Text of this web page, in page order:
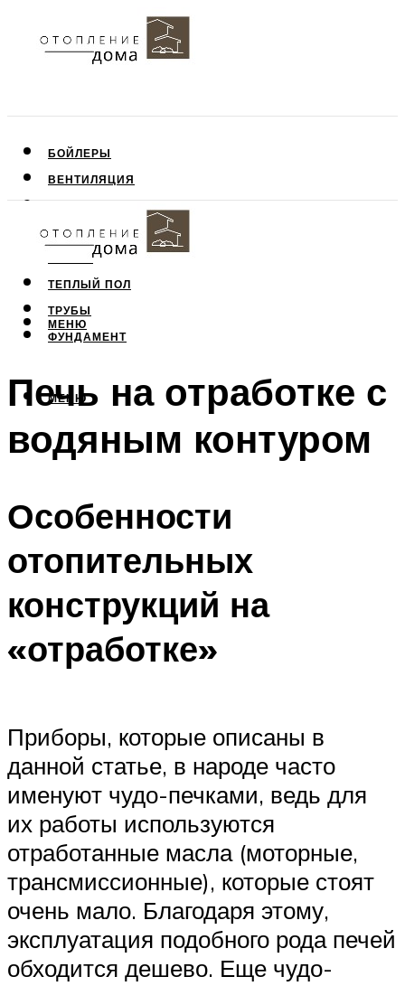
БОЙЛЕРЫ
ВЕНТИЛЯЦИЯ
ПОТОЛОК
СТЕНЫ
ТЕПЛЫЙ ПОЛ
ТРУБЫ
ФУНДАМЕНТ
МЕНЮ
МЕНЮ
Печь на отработке с
водяным контуром
Особенности
отопительных
конструкций на
«отработке»
Приборы, которые описаны в
данной статье, в народе часто
именуют чудо-печками, ведь для
их работы используются
отработанные масла (моторные,
трансмиссионные), которые стоят
очень мало. Благодаря этому,
эксплуатация подобного рода печей
обходится дешево. Еще чудо-